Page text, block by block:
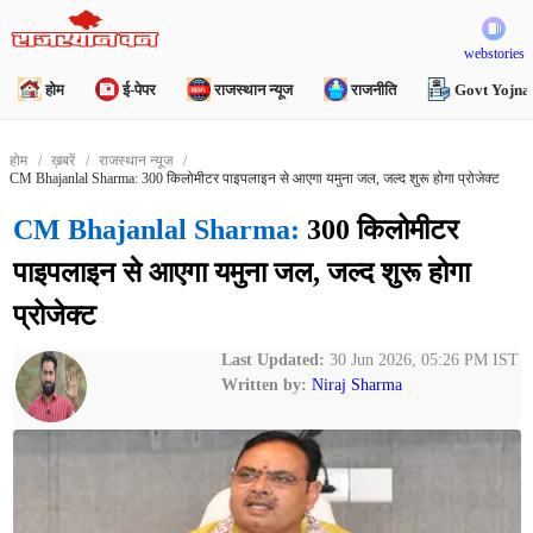
webstories
होम ई-पेपर राजस्थान न्यूज राजनीति Govt Yojna
होम ख़बरें
राजस्थान न्यूज
CM Bhajanlal Sharma: 300 किलोमीटर पाइपलाइन से आएगा यमुना जल, जल्द शुरू होगा प्रोजेक्ट
CM Bhajanlal Sharma: 300 किलोमीटर
पाइपलाइन से आएगा यमुना जल, जल्द शुरू होगा
प्रोजेक्ट
Last Updated: 30 Jun 2026, 05:26 PM IST
Written by: Niraj Sharma